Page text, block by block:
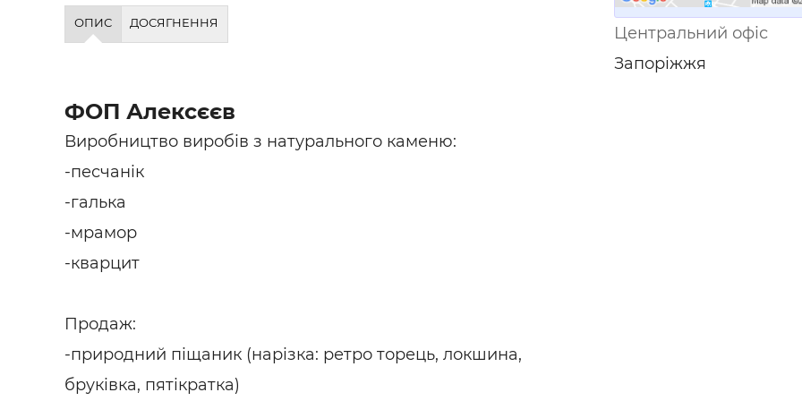
Робота в
Резюме
ОПИС ДОСЯГНЕННЯ
ФОП Алексєєв
Виробництво виробів з натурального каменю:
-песчанік
-галька
-мрамор
-кварцит
Продаж:
-природний піщаник (нарізка: ретро торець, локшина,
бруківка, пятікратка)
Центральний офіс
Запоріжжя